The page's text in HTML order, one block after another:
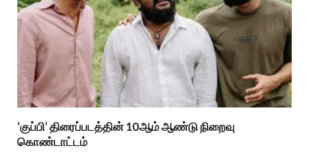
‘குப்பி’ திரைப்படத்தின் 10ஆம் ஆண்டு நிறைவு
கொண்டாட்டம்